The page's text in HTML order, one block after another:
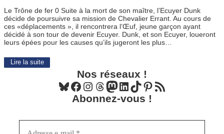
Le Trône de fer 0 Suite à la mort de son maître, l’Ecuyer Dunk
décide de poursuivre sa mission de Chevalier Errant. Au cours de
ces «déplacements », il rencontrera l’Œuf, jeune garçon ayant
décidé à son tour de devenir Ecuyer. Dunk, et son Ecuyer, loueront
leurs épées pour les causes qu’ils jugeront les plus…
Lire la suite
Nos réseaux !
Bluesky Facebook Instagram Threads Mastodon LinkedIn TikTok Pinterest Flux RSS
Abonnez-vous !